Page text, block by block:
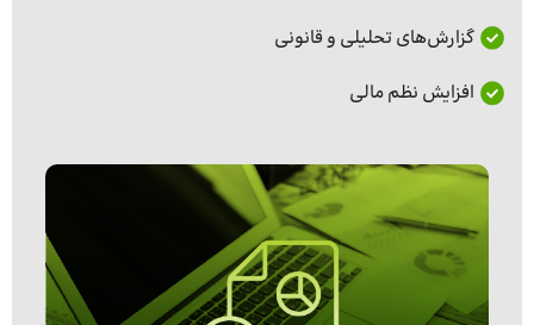
گزارش‌های تحلیلی و قانونی
افزایش نظم مالی